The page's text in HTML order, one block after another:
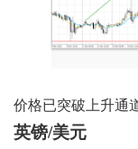
价格已突破上升通
英镑/美元